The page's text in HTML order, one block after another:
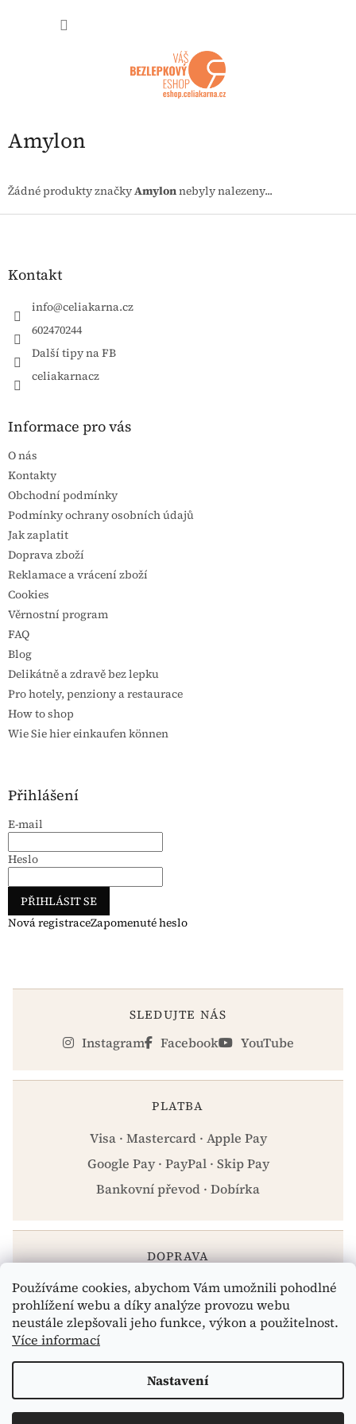
Používáme cookies, abychom Vám umožnili pohodlné
prohlížení webu a díky analýze provozu webu
neustále zlepšovali jeho funkce, výkon a použitelnost.
Více informací
Nastavení
Amylon
Žádné produkty značkyAmylonnebyly nalezeny...
Zápatí
Kontakt
info@celiakarna.cz
602470244
Další tipy na FB
celiakarnacz
Informace pro vás
O nás
Kontakty
Obchodní podmínky
Podmínky ochrany osobních údajů
Jak zaplatit
Doprava zboží
Reklamace a vrácení zboží
Cookies
Věrnostní program
FAQ
Blog
Delikátně a zdravě bez lepku
Pro hotely, penziony a restaurace
How to shop
Wie Sie hier einkaufen können
Přihlášení
E-mail
Heslo
PŘIHLÁSIT SE
Nová registraceZapomenuté heslo
SLEDUJTE NÁS
Instagram Facebook YouTube
PLATBA
Visa · Mastercard · Apple Pay
Google Pay · PayPal · Skip Pay
Bankovní převod · Dobírka
DOPRAVA
Zásilkovna · PPL · Osobní odběr Praha
Copyright 2026eshop.celiakarna.cz. Všechna práva